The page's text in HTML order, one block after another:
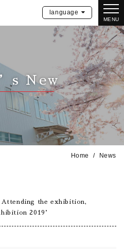
MENU
language
New
Home News
Attending the exhibition,
2019’